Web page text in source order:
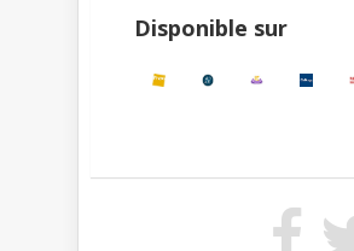
Disponible sur